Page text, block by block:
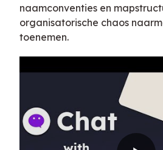
naamconventies en
organisatorische chaos
toenemen.